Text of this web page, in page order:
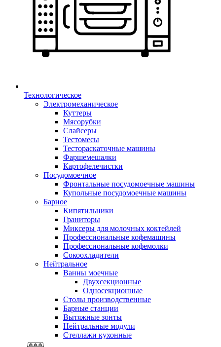
Технологическое
Электромеханическое
Куттеры
Мясорубки
Слайсеры
Тестомесы
Тестораскаточные машины
Фаршемешалки
Картофелечистки
Посудомоечное
Фронтальные посудомоечные машины
Купольные посудомоечные машины
Барное
Кипятильники
Граниторы
Миксеры для молочных коктейлей
Профессиональные кофемашины
Профессиональные кофемолки
Сокоохладители
Нейтральное
Ванны моечные
Двухсекционные
Односекционные
Столы производственные
Барные станции
Вытяжные зонты
Нейтральные модули
Стеллажи кухонные